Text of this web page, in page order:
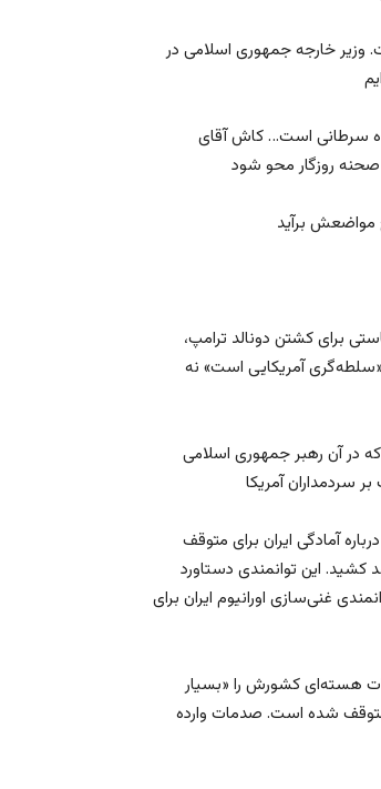
وزیر خارجه جمهوری اسلامی در
سرطانی است… کاش آقای
برای کشتن دونالد ترامپ،
«سلطه‌گری آمریکایی است» نه
که در آن رهبر جمهوری اسلامی
آمادگی ایران برای متوقف
کشید. این توانمندی دستاورد
غنی‌سازی اورانیوم ایران برای
هسته‌ای کشورش را «بسیار
متوقف شده است. صدمات وارده